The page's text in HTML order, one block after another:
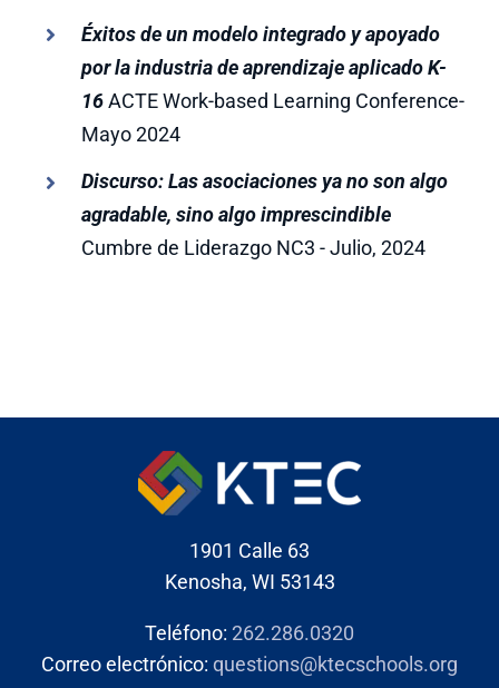
Éxitos de un modelo integrado y apoyado
por la industria de aprendizaje aplicado K-
16ACTE Work-based Learning Conference-
Mayo 2024
Discurso: Las asociaciones ya no son algo
agradable, sino algo imprescindible
Cumbre de Liderazgo NC3 - Julio, 2024
1901 Calle 63
Kenosha, WI 53143
Teléfono: 262.286.0320
Correo electrónico: questions@ktecschools.org